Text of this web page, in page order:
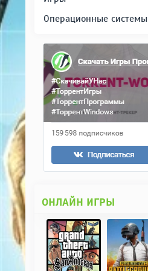
Операционные системы
ОНЛАЙН ИГРЫ